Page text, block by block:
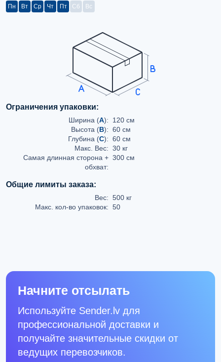
Пн Вт Ср Чт Пт Сб Вс
Ограничения упаковки:
Ширина (A):
120 см
Высота (B): 60 см
Глубина (C): 60 см
Макс. Вес: 30 кг
Самая длинная сторона +
обхват:
300 см
Общие лимиты заказа:
Вес: 500 кг
Макс. кол-во упаковок: 50
Начните отсылать
Используйте Sender.lv для
профессиональной доставки и
получайте значительные скидки от
ведущих перевозчиков.